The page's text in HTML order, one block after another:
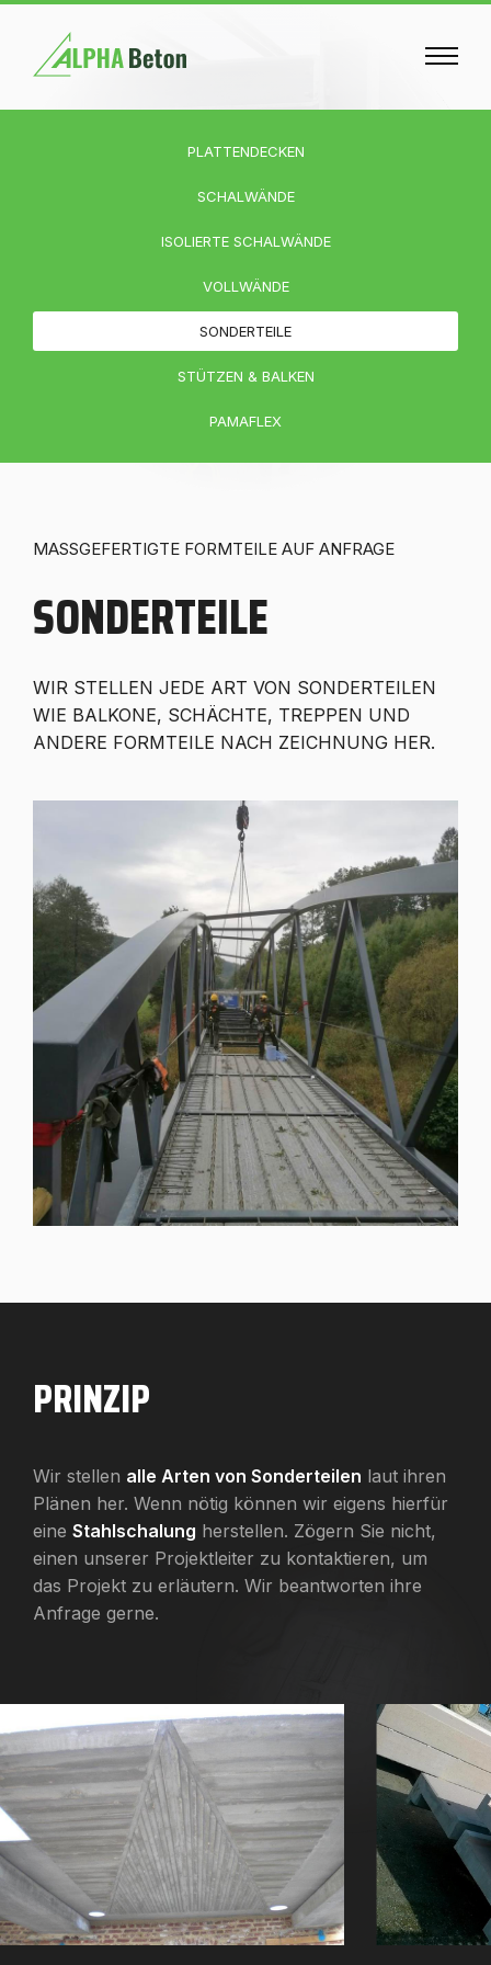
PLATTENDECKEN
SCHALWÄNDE
ISOLIERTE SCHALWÄNDE
VOLLWÄNDE
SONDERTEILE
STÜTZEN & BALKEN
PAMAFLEX
MASSGEFERTIGTE FORMTEILE AUF ANFRAGE
SONDERTEILE
WIR STELLEN JEDE ART VON SONDERTEILEN
WIE BALKONE, SCHÄCHTE, TREPPEN UND
ANDERE FORMTEILE NACH ZEICHNUNG HER.
PRINZIP
Wir stellen alle Arten von Sonderteilen laut ihren
Plänen her. Wenn nötig können wir eigens hierfür
eine Stahlschalung herstellen. Zögern Sie nicht,
einen unserer Projektleiter zu kontaktieren, um
das Projekt zu erläutern. Wir beantworten ihre
Anfrage gerne.